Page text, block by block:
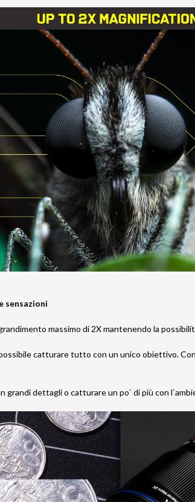
sensazioni
massimo di 2X mantenendo la
catturare tutto con un unico obiettivo.
grandi dettagli o catturare un po` di più con